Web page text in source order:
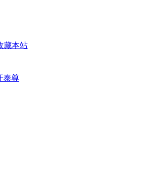
藏本站
泰尊